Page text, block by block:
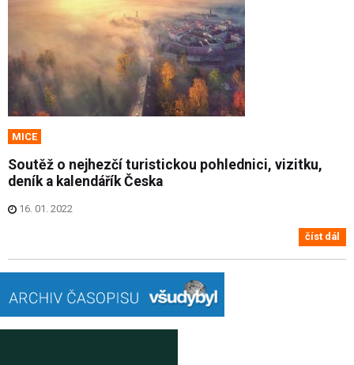
MICE
Soutěž o nejhezčí turistickou pohlednici, vizitku,
deník a kalendářík Česka
16. 01. 2022
číst dál